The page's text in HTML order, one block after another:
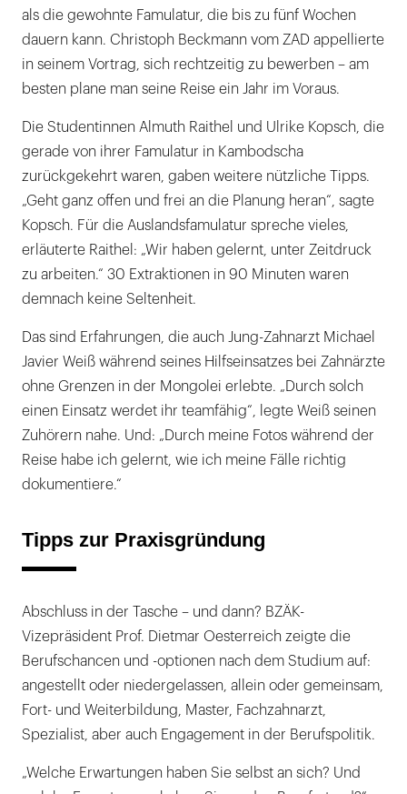
als die gewohnte Famulatur, die bis zu fünf Wochen
dauern kann. Christoph Beckmann vom ZAD appellierte
in seinem Vortrag, sich rechtzeitig zu bewerben – am
besten plane man seine Reise ein Jahr im Voraus.
Die Studentinnen Almuth Raithel und Ulrike Kopsch, die
gerade von ihrer Famulatur in Kambodscha
zurückgekehrt waren, gaben weitere nützliche Tipps.
„Geht ganz offen und frei an die Planung heran“, sagte
Kopsch. Für die Auslandsfamulatur spreche vieles,
erläuterte Raithel: „Wir haben gelernt, unter Zeitdruck
zu arbeiten.“ 30 Extraktionen in 90 Minuten waren
demnach keine Seltenheit.
Das sind Erfahrungen, die auch Jung-Zahnarzt Michael
Javier Weiß während seines Hilfseinsatzes bei Zahnärzte
ohne Grenzen in der Mongolei erlebte. „Durch solch
einen Einsatz werdet ihr teamfähig“, legte Weiß seinen
Zuhörern nahe. Und: „Durch meine Fotos während der
Reise habe ich gelernt, wie ich meine Fälle richtig
dokumentiere.“
Tipps zur Praxisgründung
Abschluss in der Tasche – und dann? BZÄK-
Vizepräsident Prof. Dietmar Oesterreich zeigte die
Berufschancen und -optionen nach dem Studium auf:
angestellt oder niedergelassen, allein oder gemeinsam,
Fort- und Weiterbildung, Master, Fachzahnarzt,
Spezialist, aber auch Engagement in der Berufspolitik.
„Welche Erwartungen haben Sie selbst an sich? Und